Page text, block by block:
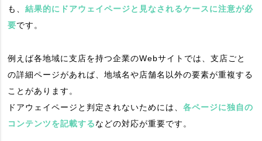
も、結果的にドアウェイページと見なされるケースに注意が必
要です。
例えば各地域に支店を持つ企業のWebサイトでは、支店ごと
の詳細ページがあれば、地域名や店舗名以外の要素が重複する
ことがあります。
ドアウェイページと判定されないためには、各ページに独自の
コンテンツを記載するなどの対応が重要です。